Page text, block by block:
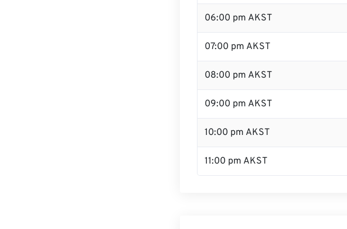
06:00 pm AKST
07:00 pm AKST
08:00 pm AKST
09:00 pm AKST
10:00 pm AKST
11:00 pm AKST